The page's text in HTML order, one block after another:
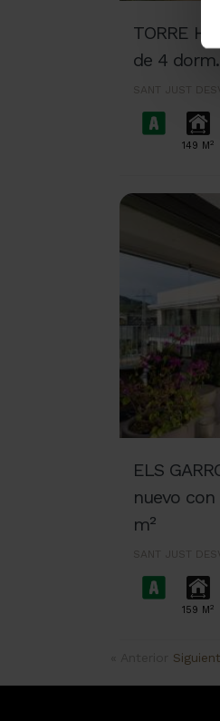
TORRE
de 4
SANT JUST
149 M2
ELS
nuevo
m²
SANT JUST
159 M2